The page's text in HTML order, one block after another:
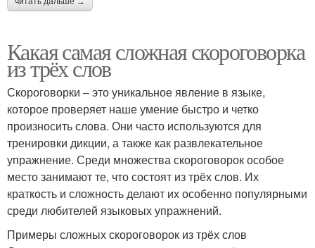
Какая самая сложная скороговорка
из трёх слов
Скороговорки – это уникальное явление в языке,
которое проверяет наше умение быстро и четко
произносить слова. Они часто используются для
тренировки дикции, а также как развлекательное
упражнение. Среди множества скороговорок особое
место занимают те, что состоят из трёх слов. Их
краткость и сложность делают их особенно популярными
среди любителей языковых упражнений.
Примеры сложных скороговорок из трёх слов